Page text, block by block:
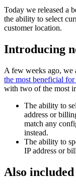
Today we released a
the ability to select
customer location.
Introducing
A few weeks ago, we
the most beneficial
with two of the most
The ability to
address or
match any
instead.
The ability to
IP address or
Also